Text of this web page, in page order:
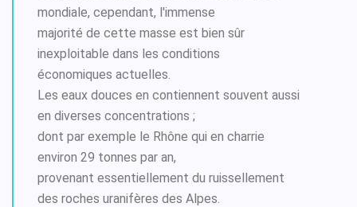
mondiale, cependant, l'immense
majorité de cette masse est bien sûr
inexploitable dans les conditions
économiques actuelles.
Les eaux douces en contiennent souvent aussi
en diverses concentrations ;
dont par exemple le Rhône qui en charrie
environ 29 tonnes par an,
provenant essentiellement du ruissellement
des roches uranifères des Alpes.